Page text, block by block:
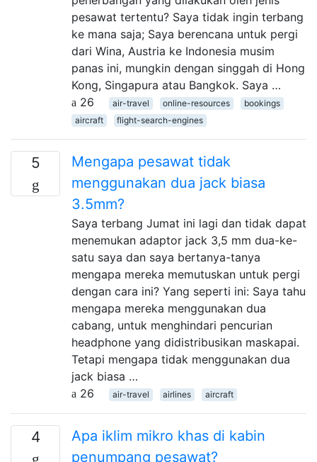
pesawat tertentu? Saya tidak ingin terbang
ke mana saja; Saya berencana untuk pergi
dari Wina, Austria ke Indonesia musim
panas ini, mungkin dengan singgah di Hong
Kong, Singapura atau Bangkok. Saya …
26
air-travel online-resources
bookings
aircraft
flight-search-engines
5
Mengapa pesawat tidak
menggunakan dua jack biasa
3.5mm?
Saya terbang Jumat ini lagi dan tidak dapat
menemukan adaptor jack 3,5 mm dua-ke-
satu saya dan saya bertanya-tanya
mengapa mereka memutuskan untuk pergi
dengan cara ini? Yang seperti ini: Saya tahu
mengapa mereka menggunakan dua
cabang, untuk menghindari pencurian
headphone yang didistribusikan maskapai.
Tetapi mengapa tidak menggunakan dua
jack biasa …
26
air-travel airlines aircraft
4
Apa iklim mikro khas di kabin
penumpang pesawat?